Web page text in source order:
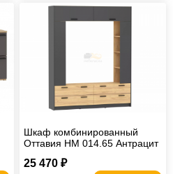
Шкаф комбинированный
Оттавия НМ 014.65 Антрацит
25 470 ₽